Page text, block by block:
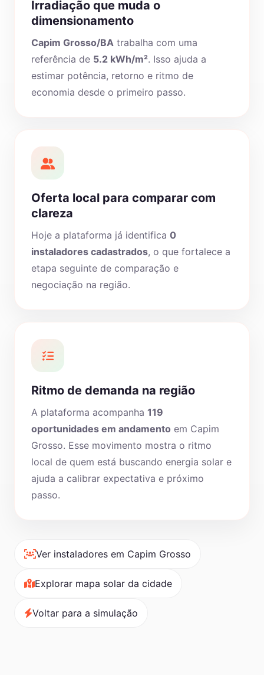
Irradiação que muda o
dimensionamento
Capim Grosso/BA trabalha com uma
referência de 5.2 kWh/m². Isso ajuda a
estimar potência, retorno e ritmo de
economia desde o primeiro passo.
Oferta local para comparar com
clareza
Hoje a plataforma já identifica 0
instaladores cadastrados, o que fortalece a
etapa seguinte de comparação e
negociação na região.
Ritmo de demanda na região
A plataforma acompanha 119
oportunidades em andamento em Capim
Grosso. Esse movimento mostra o ritmo
local de quem está buscando energia solar e
ajuda a calibrar expectativa e próximo
passo.
Ver instaladores em Capim Grosso
Explorar mapa solar da cidade
Voltar para a simulação